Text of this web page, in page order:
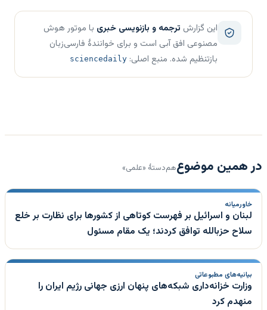
این گزارش ترجمه و بازنویسی خبری با موتور هوش
مصنوعی افق آبی است و برای خوانندهٔ فارسی‌زبان
بازتنظیم شده. منبع اصلی: sciencedaily
در همین موضوعهم‌دستهٔ «علمی»
خاورمیانه
لبنان و اسرائیل بر فهرست کوتاهی از کشورها برای نظارت بر خلع
سلاح حزبالله توافق کردند؛ یک مقام مسئول
بیانیه‌های مطبوعاتی
وزارت خزانه‌داری شبکه‌های پنهان ارزی جهانی رژیم ایران را
منهدم کرد